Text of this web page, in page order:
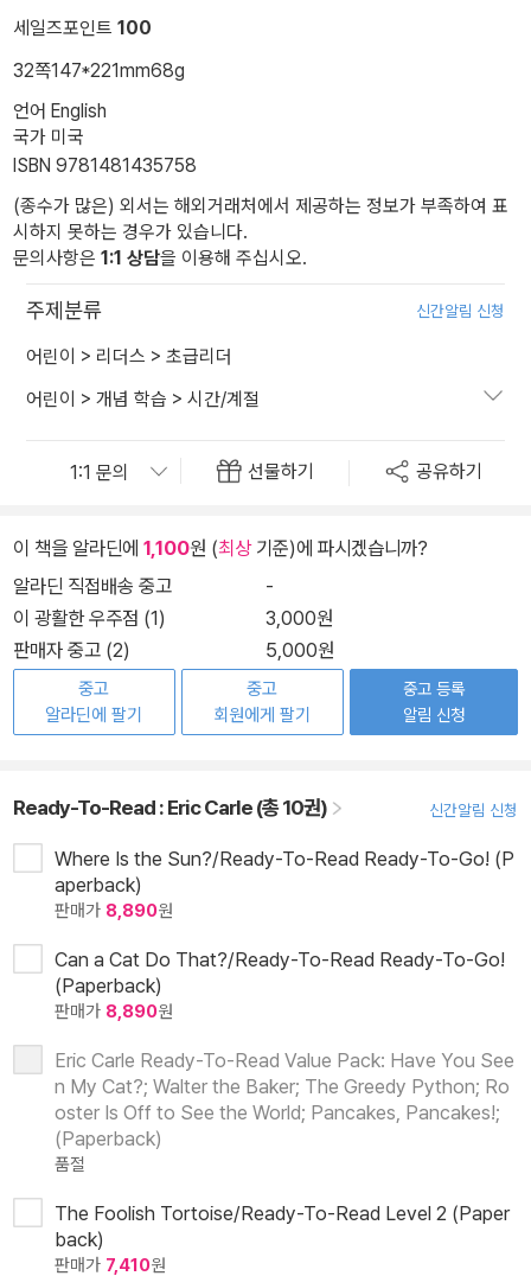
세일즈포인트 100
32쪽147*221mm68g
언어 English
국가 미국
ISBN 9781481435758
(종수가 많은) 외서는 해외거래처에서 제공하는 정보가 부족하여 표
시하지 못하는 경우가 있습니다.
문의사항은 1:1 상담을 이용해 주십시오.
주제분류 신간알림 신청
어린이 > 리더스 > 초급리더
어린이 > 개념 학습 > 시간/계절
선물하기 공유하기
이 책을 알라딘에 1,100원 (최상기준)에 파시겠습니까?
알라딘 직접배송 중고
-
이 광활한 우주점 (1)
3,000원
판매자 중고 (2)
5,000원
중고
알라딘에 팔기
중고
회원에게 팔기
중고 등록
알림 신청
Ready-To-Read : Eric Carle (총 10권) 신간알림 신청
Where Is the Sun?/Ready-To-Read Ready-To-Go! (P
aperback)
판매가 8,890원
Can a Cat Do That?/Ready-To-Read Ready-To-Go!
(Paperback)
판매가 8,890원
Eric Carle Ready-To-Read Value Pack: Have You See
n My Cat?; Walter the Baker; The Greedy Python; Ro
oster Is Off to See the World; Pancakes, Pancakes!;
(Paperback)
품절
The Foolish Tortoise/Ready-To-Read Level 2 (Paper
back)
판매가 7,410원